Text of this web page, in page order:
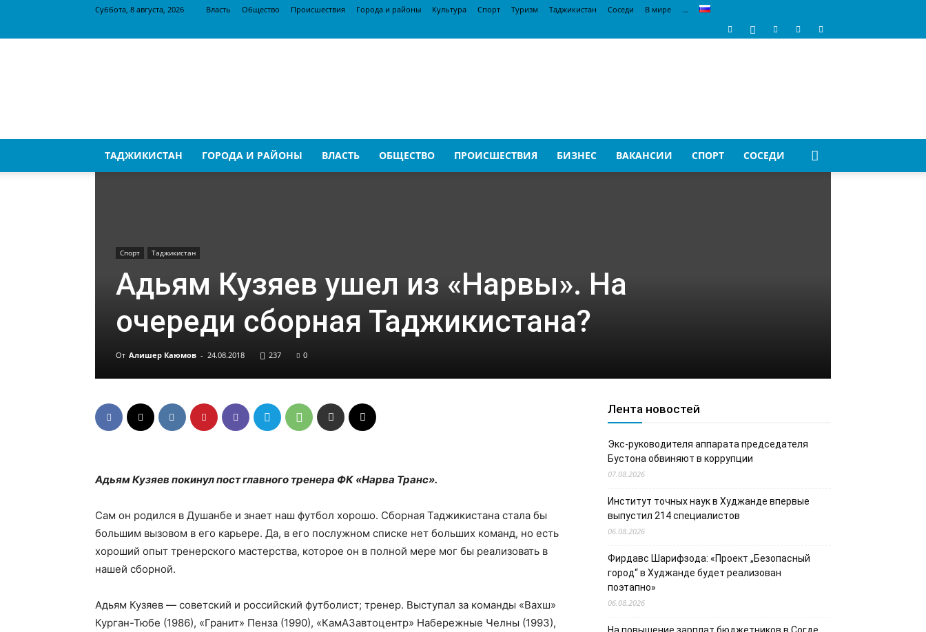
Суббота, 8 августа, 2026 Власть Общество Происшествия Города и районы Культура Спорт Туризм Таджикистан Соседи В мире …
ТАДЖИКИСТАН ГОРОДА И РАЙОНЫ ВЛАСТЬ ОБЩЕСТВО ПРОИСШЕСТВИЯ БИЗНЕС ВАКАНСИИ СПОРТ СОСЕДИ
Спорт Таджикистан
Адьям Кузяев ушел из «Нарвы». На
очереди сборная Таджикистана?
От Алишер Каюмов - 24.08.2018 237 0
Адьям Кузяев покинул пост главного тренера ФК «Нарва Транс».
Сам он родился в Душанбе и знает наш футбол хорошо. Сборная Таджикистана стала бы
большим вызовом в его карьере. Да, в его послужном списке нет больших команд, но есть
хороший опыт тренерского мастерства, которое он в полной мере мог бы реализовать в
нашей сборной.
Адьям Кузяев — советский и российский футболист; тренер. Выступал за команды «Вахш»
Курган-Тюбе (1986), «Гранит» Пенза (1990), «КамАЗавтоцентр» Набережные Челны (1993),
Лента новостей
Экс-руководителя аппарата председателя
Бустона обвиняют в коррупции
07.08.2026
Институт точных наук в Худжанде впервые
выпустил 214 специалистов
06.08.2026
Фирдавс Шарифзода: «Проект „Безопасный
город“ в Худжанде будет реализован
поэтапно»
06.08.2026